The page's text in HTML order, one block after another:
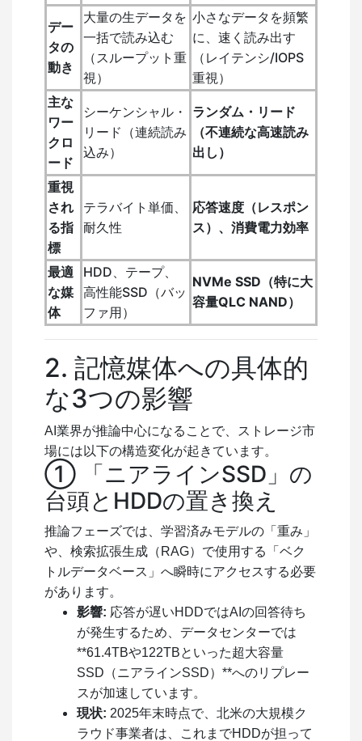
デー
タの
動き
大量の生データを
一括で読み込む
（スループット重
視）
小さなデータを頻繁
に、速く読み出す
（レイテンシ/IOPS
重視）
主な
ワー
クロ
ード
シーケンシャル・
リード（連続読み
込み）
ランダム・リード
（不連続な高速読み
出し）
重視
され
る指
標
テラバイト単価、
耐久性
応答速度（レスポン
ス）、消費電力効率
最適
な媒
体
HDD、テープ、
高性能SSD（バッ
ファ用）
NVMe SSD（特に大
容量QLC NAND）
2. 記憶媒体への具体的
な3つの影響
AI業界が推論中心になることで、ストレージ市
場には以下の構造変化が起きています。
① 「ニアラインSSD」の
台頭とHDDの置き換え
推論フェーズでは、学習済みモデルの「重み」
や、検索拡張生成（RAG）で使用する「ベク
トルデータベース」へ瞬時にアクセスする必要
があります。
影響: 応答が遅いHDDではAIの回答待ち
が発生するため、データセンターでは
**61.4TBや122TBといった超大容量
SSD（ニアラインSSD）**へのリプレー
スが加速しています。
現状: 2025年末時点で、北米の大規模ク
ラウド事業者は、これまでHDDが担って